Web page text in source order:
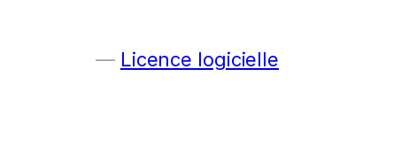
Licence logicielle